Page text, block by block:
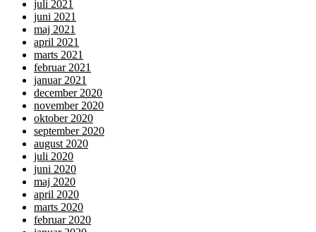
juli 2021
juni 2021
maj 2021
april 2021
marts 2021
februar 2021
januar 2021
december 2020
november 2020
oktober 2020
september 2020
august 2020
juli 2020
juni 2020
maj 2020
april 2020
marts 2020
februar 2020